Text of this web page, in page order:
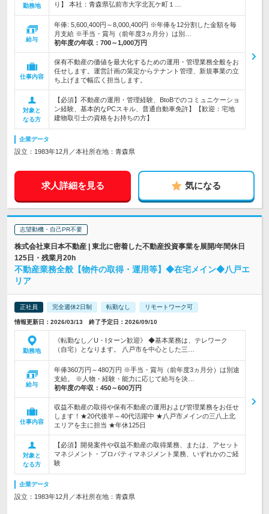
勤務地
り】 本社：青森県弘前市大字北瓦ケ町１…
給与
年俸: 5,600,400円～8,000,400円 ※年俸を12分割した金額を毎
月支給 ※手当・賞与（前年度3ヵ月分）は別…
初年度の年収： 700～1,000万円
仕事内容
保有不動産の価値を最大化するための運用・管理業務全般をお
任せします。運営計画の策定からテナント管理、新規事業の立
ち上げまで幅広く担当します。
対象と
なる方
【必須】不動産の運用・管理経験、BtoBでのコミュニケーショ
ン経験、基本的なPCスキル、普通自動車免許】【歓迎：宅地
建物取引士の資格をお持ちの方】
企業データ
設立：1983年12月／本社所在地：青森県
求人詳細を見る 気になる
志望動機・自己PR不要
株式会社東日本不動産 | 東北に密着した不動産投資事業を展開/年間休日
125日・残業月20h
不動産業務全般【物件の取得・運用等】◆在宅メイン◆八戸エ
リア
正社員 完全週休2日制 転勤なし リモートワーク可
情報更新日：2026/03/13 終了予定日：2026/09/10
勤務地
《転勤なし／U・Iターン歓迎》 ◆基本業務は、テレワーク
（自宅）となります。 八戸市を中心とした三…
給与
年俸360万円～480万円 ※手当・賞与（前年度3ヵ月分）は別途
支給。 ※人物・経験・能力に応じて給与を決…
初年度の年収： 450～600万円
仕事内容
収益不動産の取得や保有不動産の運用および管理業務をお任せ
します！★20代後半～40代活躍中 ★八戸市メインの三八上北
エリアを主に担当 ★年休125日
対象と
なる方
【必須】開発案件や収益不動産の取得業務、または、アセット
マネジメント・プロパティマネジメント業務、いずれかのご経
験
企業データ
設立：1983年12月／本社所在地：青森県